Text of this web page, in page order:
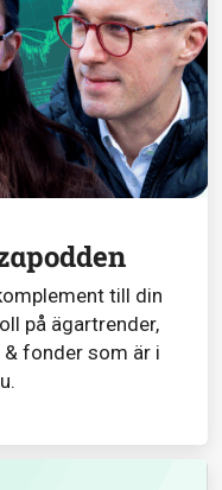
till din
på ägartrender,
fonder som är i